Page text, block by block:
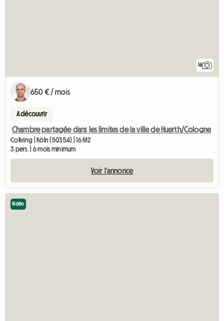
16
650 € / mois
A découvrir
Chambre partagée dans les limites de la ville de Huerth/Cologne
Coliving | Köln (50354) | 16 M2
3 pers. | 6 mois minimum
Voir l'annonce
Vidéo